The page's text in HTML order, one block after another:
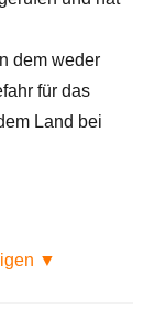
dem weder
für das
Land bei
▼